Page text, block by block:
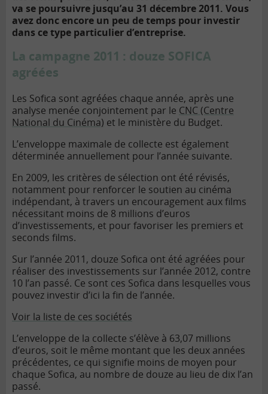
va se poursuivre jusqu’au 31 décembre 2011. Vous
avez donc encore un peu de temps pour investir
dans ce type particulier d’entreprise.
La campagne 2011 : douze SOFICA
agréées
Les Sofica sont agréées chaque année, après une
analyse menée conjointement par le CNC (Centre
National du Cinéma) et le ministère du Budget.
L’enveloppe maximale de collecte est également
déterminée annuellement pour l’année suivante.
En 2009, les critères de sélection ont été révisés,
notamment pour renforcer le soutien au cinéma
indépendant, à travers un encouragement aux films
nécessitant moins de 8 millions d’euros
d’investissements, et pour favoriser les premiers et
seconds films.
Sur l’année 2011, douze Sofica ont été agréées pour
réaliser des investissements sur l’année 2012, contre
10 l’an passé. Ce sont ces Sofica dans lesquelles vous
pouvez investir d’ici la fin de l’année.
Voir la liste de ces sociétés
L’enveloppe de la collecte s’élève à 63,07 millions
d’euros, soit le même montant que les deux années
précédentes, ce qui signifie moins de moyen pour
chaque Sofica, au nombre de douze au lieu de dix l’an
passé.